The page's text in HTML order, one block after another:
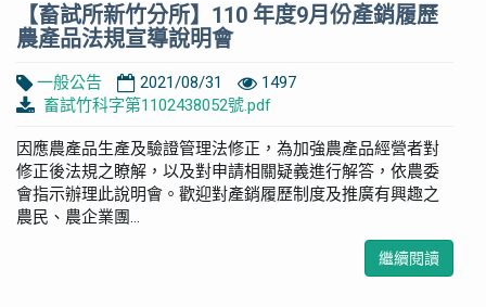
【畜試所新竹分所】110 年度9月份產銷履歷
農產品法規宣導說明會
一般公告 2021/08/31
1497
畜試竹科字第1102438052號.pdf
因應農產品生產及驗證管理法修正，為加強農產品經營者對
修正後法規之瞭解，以及對申請相關疑義進行解答，依農委
會指示辦理此說明會。歡迎對產銷履歷制度及推廣有興趣之
農民、農企業團...
繼續閱讀